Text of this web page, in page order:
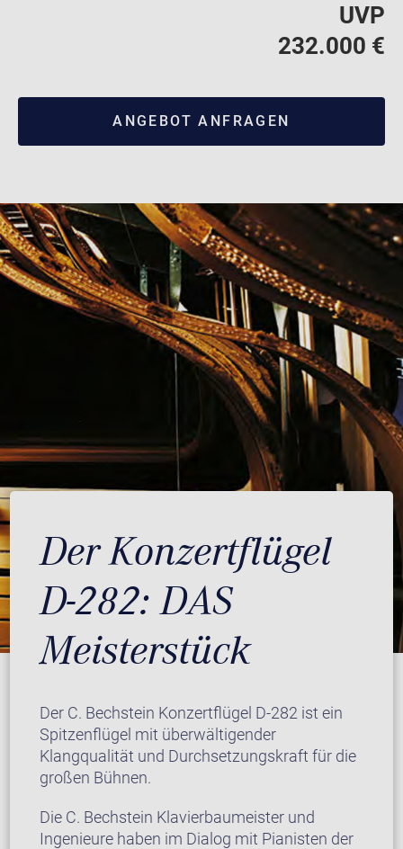
UVP
232.000 €
ANGEBOT ANFRAGEN
Der Konzertflügel
D-282: DAS
Meisterstück
Der C. Bechstein Konzertflügel D-282 ist ein
Spitzenflügel mit überwältigender
Klangqualität und Durchsetzungskraft für die
großen Bühnen.
Die C. Bechstein Klavierbaumeister und
Ingenieure haben im Dialog mit Pianisten der